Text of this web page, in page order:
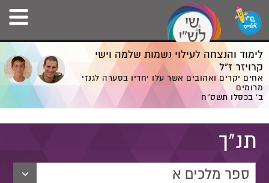
לימוד והנצחה לעילוי נשמות שלמה וישי
קרויזר ז”ל
אחים יקרים ואהובים אשר עלו יחדיו בסערה לגנזי
מרומים
ב' בכסלו תשס”ח
תנ"ך
ספר מלכים א